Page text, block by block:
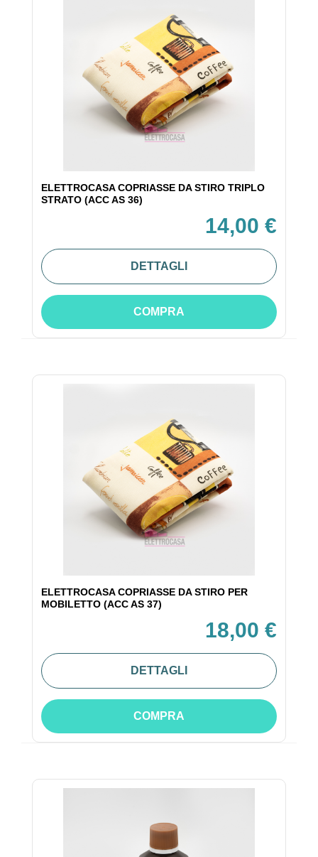
ELETTROCASA COPRIASSE DA STIRO TRIPLO
STRATO (ACC AS 36)
14,00 €
DETTAGLI
COMPRA
ELETTROCASA COPRIASSE DA STIRO PER
MOBILETTO (ACC AS 37)
18,00 €
DETTAGLI
COMPRA